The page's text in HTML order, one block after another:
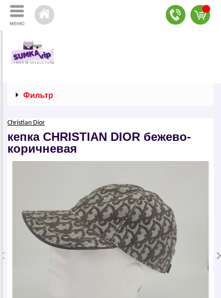
Фильтр
Сhristiаn Diоr
кепка СНRISТIАN DIОR бежево-
коричневая